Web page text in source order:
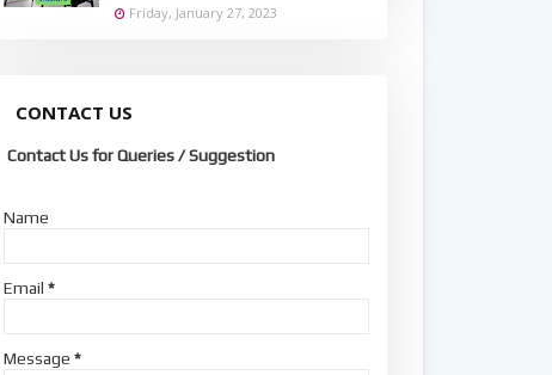
Friday, January 27, 2023
CONTACT US
Contact Us for Queries / Suggestion
Name
Email *
Message *